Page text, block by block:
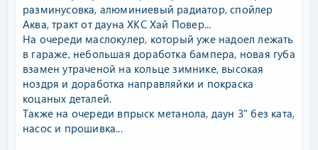
разминусовка, алюминиевый радиатор, спойлер
Аква, тракт от дауна ХКС Хай Повер...
На очереди маслокулер, который уже надоел лежать
в гараже, небольшая доработка бампера, новая губа
взамен утраченой на кольце зимнике, высокая
ноздря и доработка направляйки и покраска
коцаных деталей.
Также на очереди впрыск метанола, даун 3" без ката,
насос и прошивка...